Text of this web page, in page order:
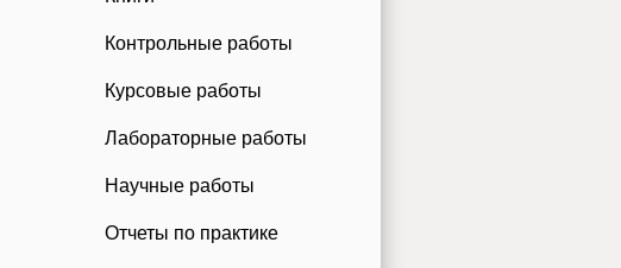
Контрольные работы
Курсовые работы
Лабораторные работы
Научные работы
Отчеты по практике